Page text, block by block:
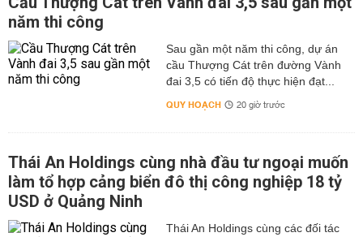
năm thi công
Sau gần một năm thi công, dự án
cầu Thượng Cát trên đường Vành
đai 3,5 có tiến độ thực hiện đạt...
QUY HOẠCH 20 giờ trước
Thái An Holdings cùng nhà đầu tư ngoại muốn
làm tổ hợp cảng biển đô thị công nghiệp 18 tỷ
USD ở Quảng Ninh
Thái An Holdings cùng các đối tác